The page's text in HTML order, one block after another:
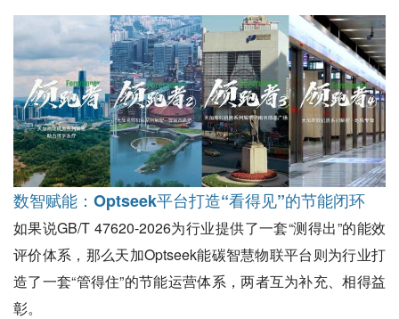
数智赋能：Optseek平台打造“看得见”的节能闭环
如果说GB/T 47620-2026为行业提供了一套“测得出”的能效
评价体系，那么天加Optseek能碳智慧物联平台则为行业打
造了一套“管得住”的节能运营体系，两者互为补充、相得益
彰。